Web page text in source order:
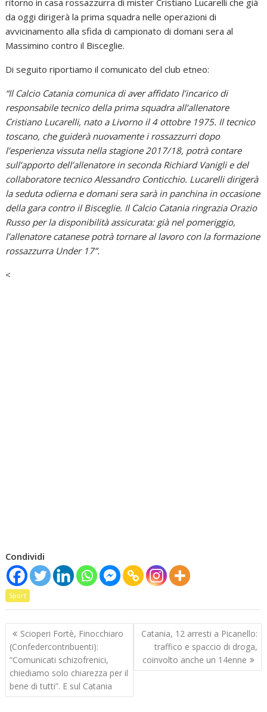
da oggi dirigerà la prima squadra nelle operazioni di
avvicinamento alla sfida di campionato di domani sera al
Massimino contro il Bisceglie.
Di seguito riportiamo il comunicato del club etneo:
“Il Calcio Catania comunica di aver affidato l’incarico di
responsabile tecnico della prima squadra all’allenatore
Cristiano Lucarelli, nato a Livorno il 4 ottobre 1975. Il tecnico
toscano, che guiderà nuovamente i rossazzurri dopo
l’esperienza vissuta nella stagione 2017/18, potrà contare
sull’apporto dell’allenatore in seconda Richiard Vanigli e del
collaboratore tecnico Alessandro Conticchio. Lucarelli dirigerà
la seduta odierna e domani sera sarà in panchina in occasione
della gara contro il Bisceglie. Il Calcio Catania ringrazia Orazio
Russo per la disponibilità assicurata: già nel pomeriggio,
l’allenatore catanese potrà tornare al lavoro con la formazione
rossazzurra Under 17”.
<
Condividi
Sport
Navigazione
articoli
Scioperi Fortè, Finocchiaro
(Confedercontribuenti):
“Comunicati schizofrenici,
chiediamo solo chiarezza per il
bene di tutti”. E sul Catania
Catania, 12 arresti a Picanello:
traffico e spaccio di droga,
coinvolto anche un 14enne